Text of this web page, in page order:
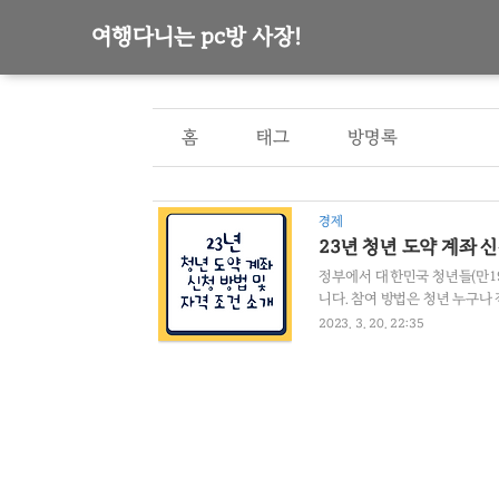
여행다니는 pc방 사장!
홈 태그 방명록
경제
23년 청년 도약 계좌
정부에서 대한민국 청년들(만
니다. 참여 방법은 청년 누구
조건 1.만 19~34세(병역 이행
2023. 3. 20. 22:35